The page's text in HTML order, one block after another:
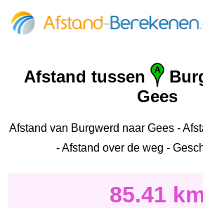
Afstand tussen
Gees
Afstand van Burgwerd naar Gees -
- Afstand over de weg -
85.41